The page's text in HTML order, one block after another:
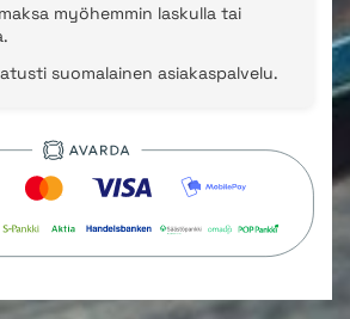
myöhemmin laskulla tai
suomalainen asiakaspalvelu.